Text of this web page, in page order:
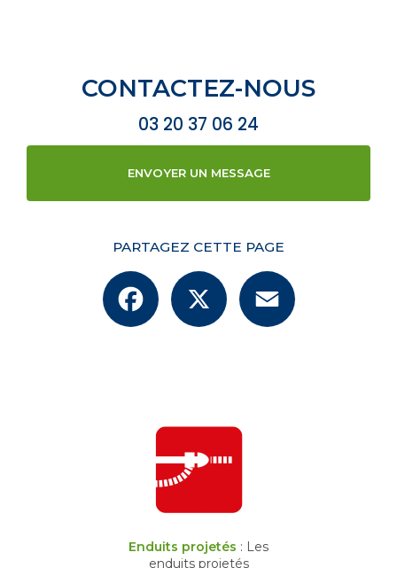
CONTACTEZ-NOUS
03 20 37 06 24
ENVOYER UN MESSAGE
PARTAGEZ CETTE PAGE
Facebook
Enduits projetés : Les
enduits projetés